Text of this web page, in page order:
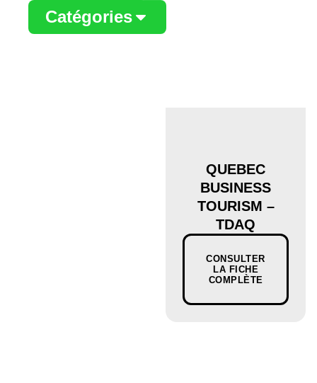
Catégories
QUEBEC
BUSINESS
TOURISM –
TDAQ
CONSULTER
LA FICHE
COMPLÈTE